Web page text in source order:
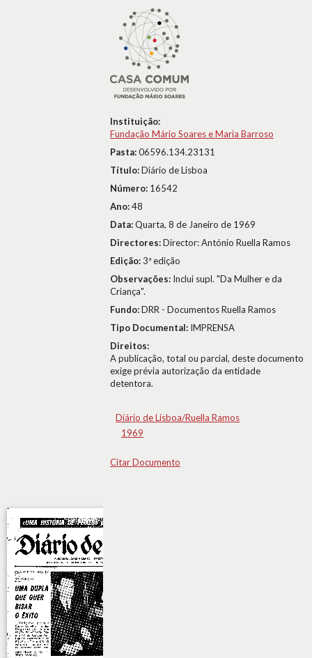
Instituição:
Fundação Mário Soares e Maria Barroso
Pasta:06596.134.23131
Título:Diário de Lisboa
Número: 16542
Ano:48
Data:Quarta, 8 de Janeiro de 1969
Directores:Director: António Ruella Ramos
Edição:3ª edição
Observações: Inclui supl. "Da Mulher e da
Criança".
Fundo:DRR - Documentos Ruella Ramos
Tipo Documental: IMPRENSA
Direitos:
A publicação, total ou parcial, deste documento
exige prévia autorização da entidade
detentora.
Diário de Lisboa/Ruella Ramos
1969
Citar Documento